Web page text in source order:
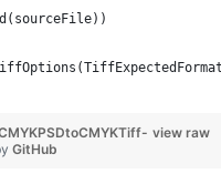
view raw
GitHub